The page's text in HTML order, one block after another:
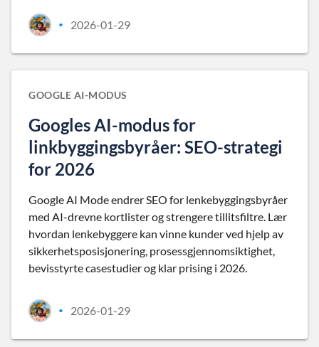
• 2026-01-29
GOOGLE AI-MODUS
Googles AI-modus for
linkbyggingsbyråer: SEO-strategi
for 2026
Google AI Mode endrer SEO for lenkebyggingsbyråer
med AI-drevne kortlister og strengere tillitsfiltre. Lær
hvordan lenkebyggere kan vinne kunder ved hjelp av
sikkerhetsposisjonering, prosessgjennomsiktighet,
bevisstyrte casestudier og klar prising i 2026.
• 2026-01-29